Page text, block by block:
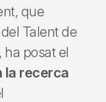
que
Talent de
ha posat el
la recerca